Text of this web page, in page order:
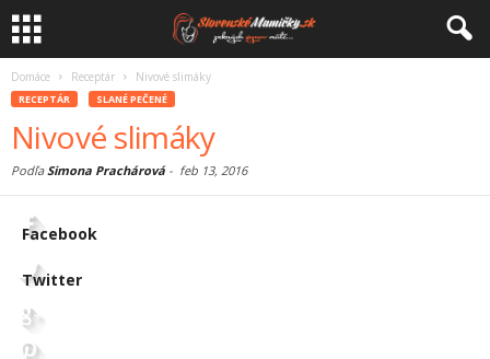
Domáce Receptár Nivové slimáky
RECEPTÁR SLANÉ PEČENÉ
Nivové slimáky
PodľaSimona Prachárová- feb 13, 2016
Facebook
Twitter